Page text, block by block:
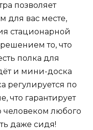
позволяет
для вас месте,
стационарной
то, что
полка для
и мини-доска
регулируется по
что гарантирует
человеком любого
даже сидя!